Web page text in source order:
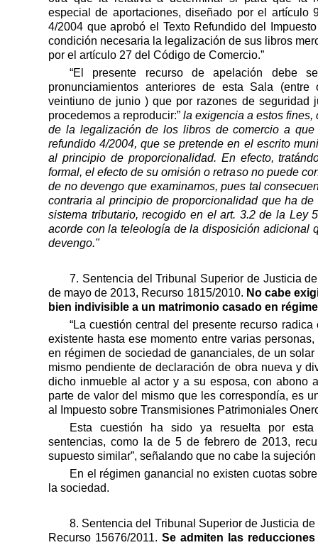
especial de aportaciones, diseñado por el artículo
4/2004 que aprobó el Texto Refundido del
condición necesaria la legalización de sus libros
por el artículo 27 del Código de Comercio.”
“El presente recurso de apelación debe
pronunciamientos anteriores de esta Sala (entre
veintiuno de junio ) que por razones de seguridad
procedemos a reproducir:” la exigencia a estos fines,
de la legalización de los libros de comercio a
refundido 4/2004, que se pretende en el escrito
al principio de proporcionalidad. En efecto,
formal, el efecto de su omisión o retraso no puede
de no devengo que examinamos, pues tal
contraria al principio de proporcionalidad que ha
sistema tributario, recogido en el art. 3.2 de la Ley
acorde con la teleología de la disposición adicional
devengo."
7. Sentencia del Tribunal Superior de Justicia
de mayo de 2013, Recurso 1815/2010. No cabe
bien indivisible a un matrimonio casado en
“La cuestión central del presente recurso
existente hasta ese momento entre varias
en régimen de sociedad de gananciales, de un
mismo pendiente de declaración de obra nueva y
dicho inmueble al actor y a su esposa, con abono
parte de valor del mismo que les correspondía, es
al Impuesto sobre Transmisiones Patrimoniales
Esta cuestión ha sido ya resuelta por
sentencias, como la de 5 de febrero de 2013,
supuesto similar”, señalando que no cabe la sujeción
En el régimen ganancial no existen cuotas
la sociedad.
8. Sentencia del Tribunal Superior de Justicia
Recurso 15676/2011. Se admiten las